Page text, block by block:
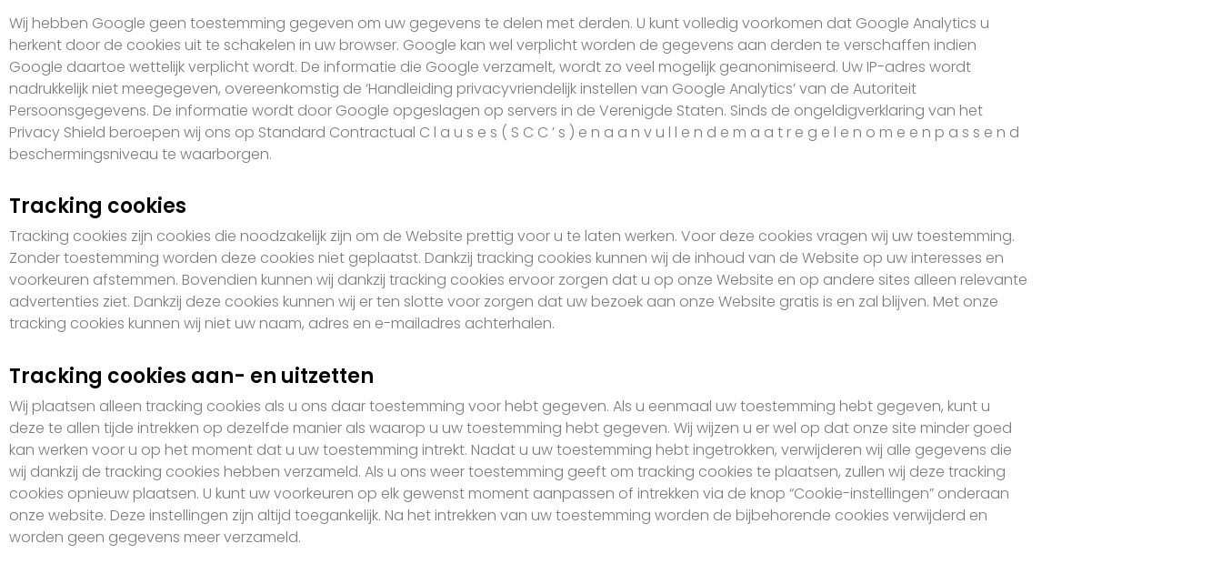
Wij hebben Google geen toestemming gegeven om uw gegevens te delen met derden. U kunt volledig voorkomen dat Google Analytics u
herkent door de cookies uit te schakelen in uw browser. Google kan wel verplicht worden de gegevens aan derden te verschaffen indien
Google daartoe wettelijk verplicht wordt. De informatie die Google verzamelt, wordt zo veel mogelijk geanonimiseerd. Uw IP-adres wordt
nadrukkelijk niet meegegeven, overeenkomstig de ‘Handleiding privacyvriendelijk instellen van Google Analytics’ van de Autoriteit
Persoonsgegevens. De informatie wordt door Google opgeslagen op servers in de Verenigde Staten. Sinds de ongeldigverklaring van het
Privacy Shield beroepen wij ons op Standard Contractual C l a u s e s ( S C C ’ s ) e n a a n v u l l e n d e m a a t r e g e l e n o m e e n p a s s e n d
beschermingsniveau te waarborgen.
Tracking cookies
Tracking cookies zijn cookies die noodzakelijk zijn om de Website prettig voor u te laten werken. Voor deze cookies vragen wij uw toestemming.
Zonder toestemming worden deze cookies niet geplaatst. Dankzij tracking cookies kunnen wij de inhoud van de Website op uw interesses en
voorkeuren afstemmen. Bovendien kunnen wij dankzij tracking cookies ervoor zorgen dat u op onze Website en op andere sites alleen relevante
advertenties ziet. Dankzij deze cookies kunnen wij er ten slotte voor zorgen dat uw bezoek aan onze Website gratis is en zal blijven. Met onze
tracking cookies kunnen wij niet uw naam, adres en e-mailadres achterhalen.
Tracking cookies aan- en uitzetten
Wij plaatsen alleen tracking cookies als u ons daar toestemming voor hebt gegeven. Als u eenmaal uw toestemming hebt gegeven, kunt u
deze te allen tijde intrekken op dezelfde manier als waarop u uw toestemming hebt gegeven. Wij wijzen u er wel op dat onze site minder goed
kan werken voor u op het moment dat u uw toestemming intrekt. Nadat u uw toestemming hebt ingetrokken, verwijderen wij alle gegevens die
wij dankzij de tracking cookies hebben verzameld. Als u ons weer toestemming geeft om tracking cookies te plaatsen, zullen wij deze tracking
cookies opnieuw plaatsen. U kunt uw voorkeuren op elk gewenst moment aanpassen of intrekken via de knop “Cookie-instellingen” onderaan
onze website. Deze instellingen zijn altijd toegankelijk. Na het intrekken van uw toestemming worden de bijbehorende cookies verwijderd en
worden geen gegevens meer verzameld.